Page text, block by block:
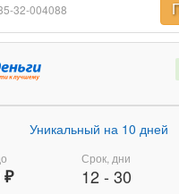
32-004088
₽
Уникальный на 10 дней
Срок, дни
12- 30